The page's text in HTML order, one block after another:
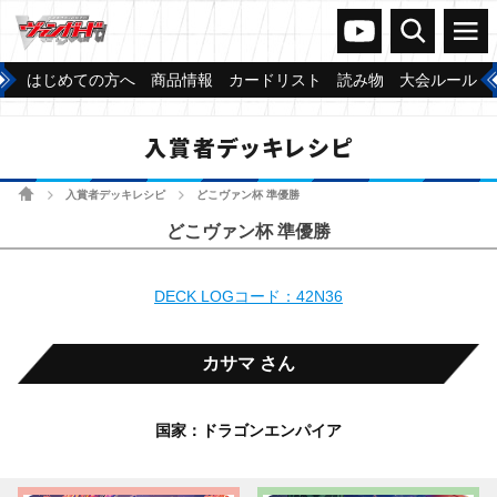
ヴァンガードch
検索 メニュー
はじめての方へ 商品情報 カードリスト 読み物 大会ルール
入賞者デッキレシピ
ホーム 入賞者デッキレシピ どこヴァン杯 準優勝
どこヴァン杯 準優勝
DECK LOGコード：42N36
カサマ さん
国家：ドラゴンエンパイア